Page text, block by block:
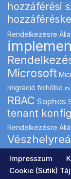
hozzáférési
Rendelkezésre
Microsoft
migráció felhőbe
RBAC Sophos
tenant
Rendelkezésre
Impresszum
Cookie (Sütik)